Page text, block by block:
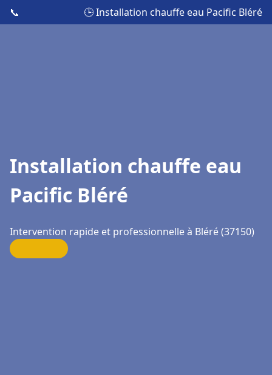
📞 🕒 Installation chauffe eau Pacific Bléré
Installation chauffe eau
Pacific Bléré
Intervention rapide et professionnelle à Bléré (37150)